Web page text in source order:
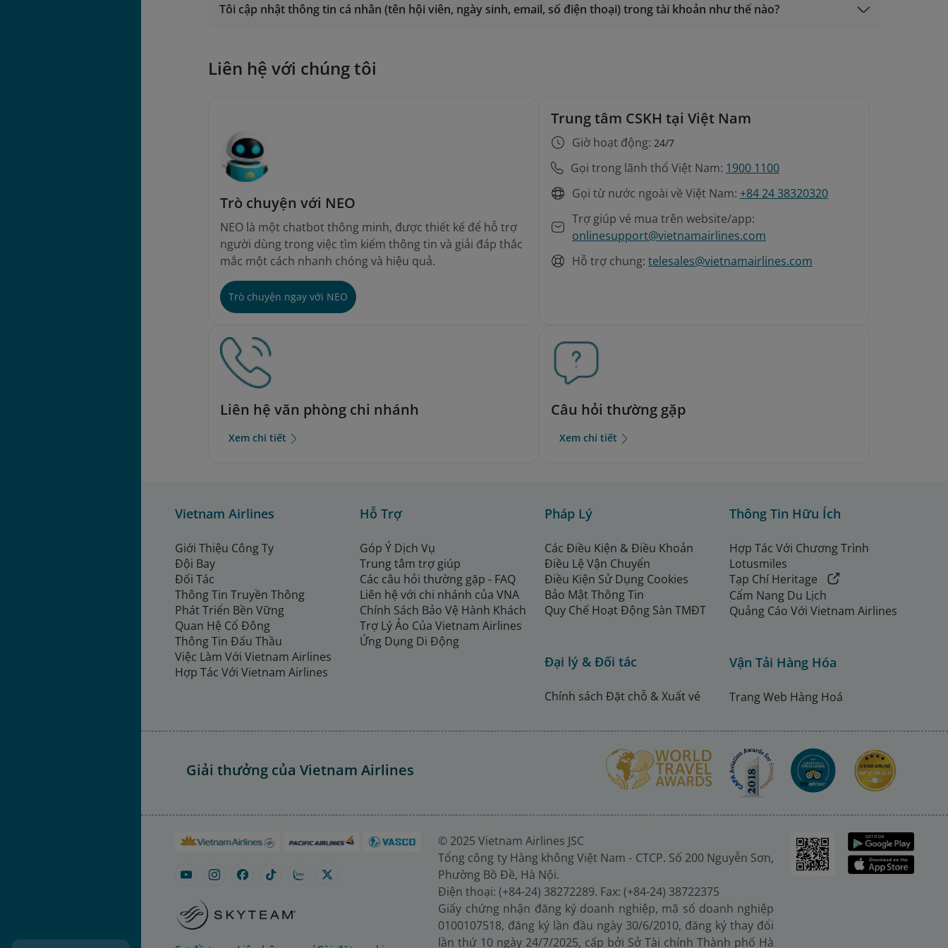
Đăng nhập
Tôi cập nhật thông tin cá nhân (tên hội viên, ngày sinh, email, số điện thoại) trong tài khoản như thế nào?
Liên hệ với chúng tôi
Trò chuyện với NEO
NEO là một chatbot thông minh, được thiết kế để hỗ trợ
người dùng trong việc tìm kiếm thông tin và giải đáp thắc
mắc một cách nhanh chóng và hiệu quả.
Trò chuyện ngay với NEO
Trung tâm CSKH tại Việt Nam
Giờ hoạt động: 24/7
Gọi trong lãnh thổ Việt Nam: 1900 1100
Gọi từ nước ngoài về Việt Nam: +84 24 38320320
Trợ giúp vé mua trên website/app:
onlinesupport@vietnamairlines.com
Hỗ trợ chung: telesales@vietnamairlines.com
Liên hệ văn phòng chi nhánh
Xem chi tiết
Câu hỏi thường gặp
Xem chi tiết
Vietnam Airlines
Giới Thiệu Công Ty
Đội Bay
Đối Tác
Thông Tin Truyền Thông
Phát Triển Bền Vững
Quan Hệ Cổ Đông
Thông Tin Đấu Thầu
Việc Làm Với Vietnam Airlines
Hợp Tác Với Vietnam Airlines
Hỗ Trợ
Góp Ý Dịch Vụ
Trung tâm trợ giúp
Các câu hỏi thường gặp - FAQ
Liên hệ với chi nhánh của VNA
Chính Sách Bảo Vệ Hành Khách
Trợ Lý Ảo Của Vietnam Airlines
Ứng Dụng Di Động
Pháp Lý
Các Điều Kiện & Điều Khoản
Điều Lệ Vận Chuyển
Điều Kiện Sử Dụng Cookies
Bảo Mật Thông Tin
Quy Chế Hoạt Động Sàn TMĐT
Đại lý & Đối tác
Chính sách Đặt chỗ & Xuất vé
Thông Tin Hữu Ích
Hợp Tác Với Chương Trình
Lotusmiles
Tạp Chí Heritage
Cẩm Nang Du Lịch
Quảng Cáo Với Vietnam Airlines
Vận Tải Hàng Hóa
Trang Web Hàng Hoá
Giải thưởng của Vietnam Airlines
© 2025 Vietnam Airlines JSC
Tổng công ty Hàng không Việt Nam - CTCP. Số 200 Nguyễn Sơn,
Phường Bồ Đề, Hà Nội.
Điện thoại: (+84-24) 38272289. Fax: (+84-24) 38722375
Giấy chứng nhận đăng ký doanh nghiệp, mã số doanh nghiệp
0100107518, đăng ký lần đầu ngày 30/6/2010, đăng ký thay đổi
lần thứ 10 ngày 24/7/2025, cấp bởi Sở Tài chính Thành phố Hà